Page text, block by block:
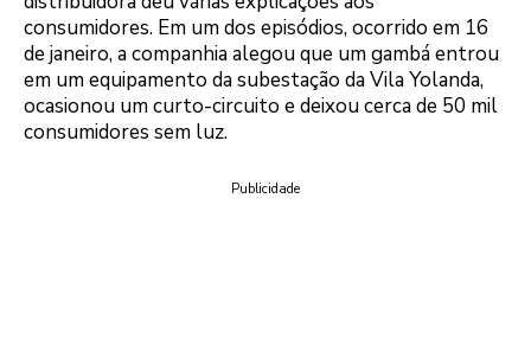
consumidores. Em um dos episódios, ocorrido em 16
de janeiro, a companhia alegou que um gambá entrou
em um equipamento da subestação da Vila Yolanda,
ocasionou um curto-circuito e deixou cerca de 50 mil
consumidores sem luz.
Publicidade